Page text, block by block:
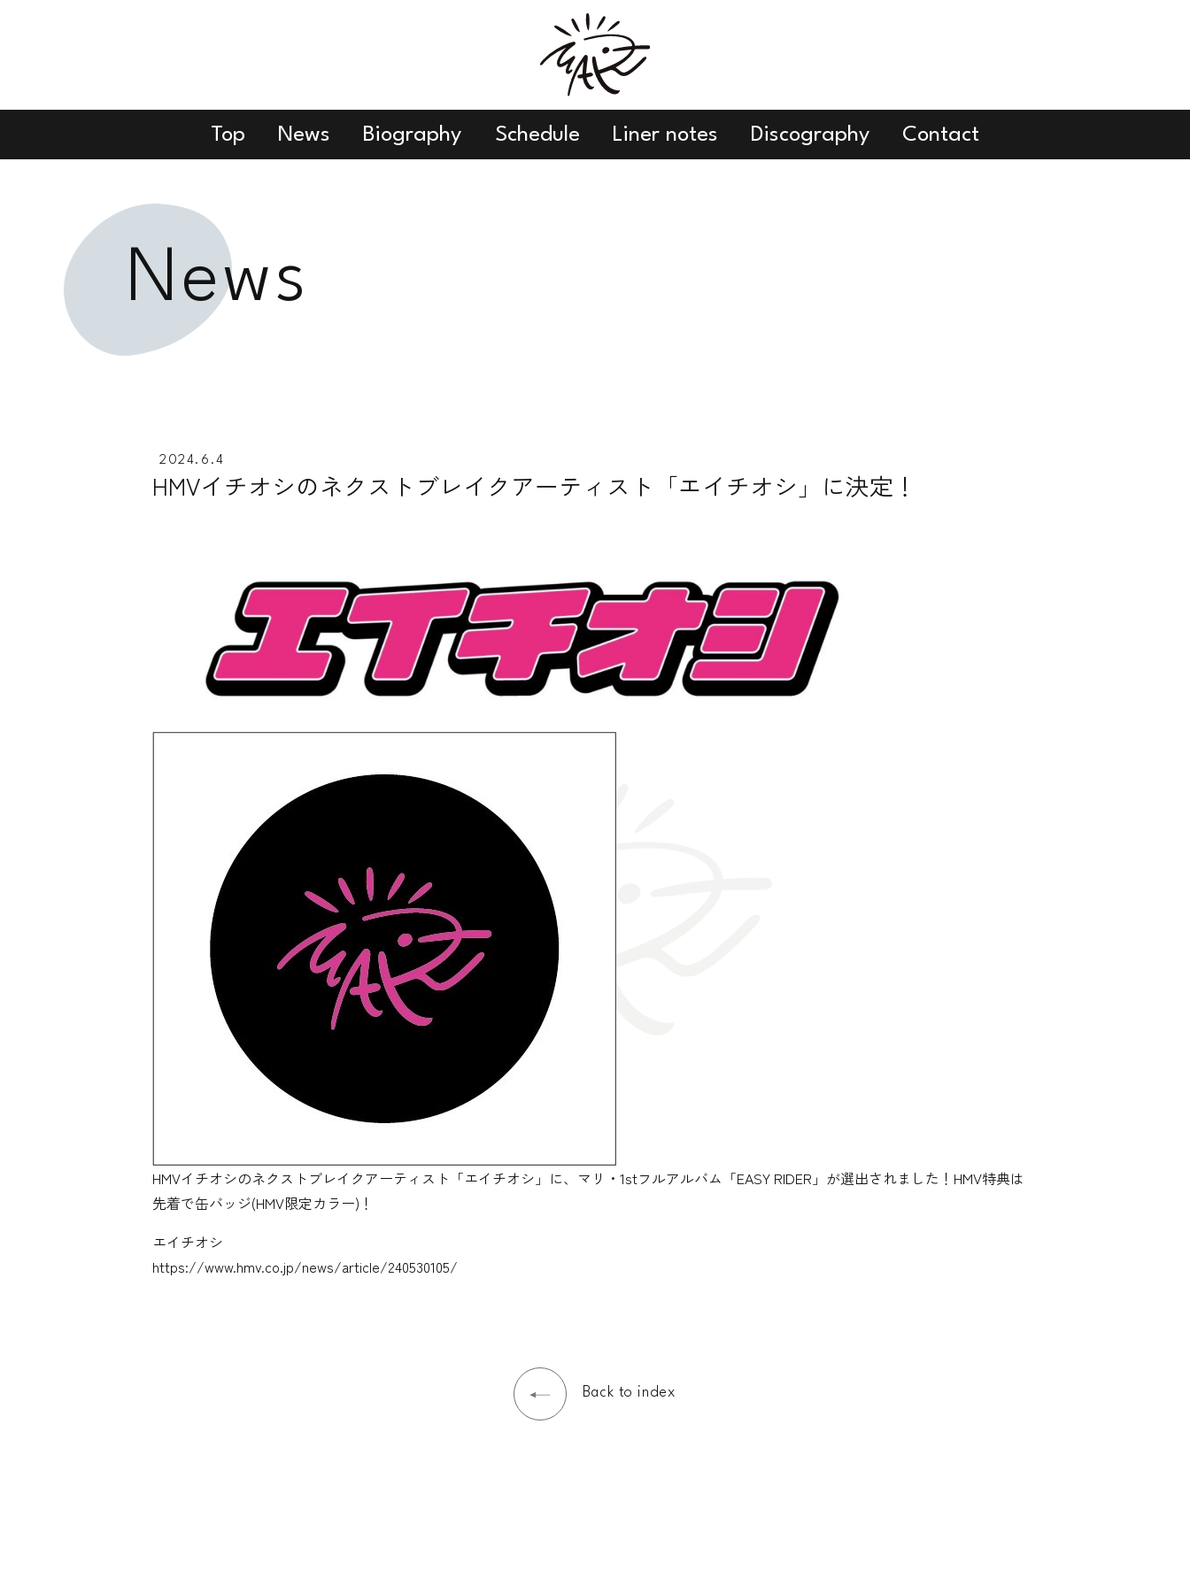
Top News Biography Schedule Liner notes Discography Contact
News
2024.6.4
HMVイチオシのネクストブレイクアーティスト「エイチオシ」に決定！
HMVイチオシのネクストブレイクアーティスト「エイチオシ」に、マリ・1stフルアルバム「EASY RIDER」が選出されました！HMV特典は
先着で缶バッジ(HMV限定カラー)！
エイチオシ
https://www.hmv.co.jp/news/article/240530105/
Back to index